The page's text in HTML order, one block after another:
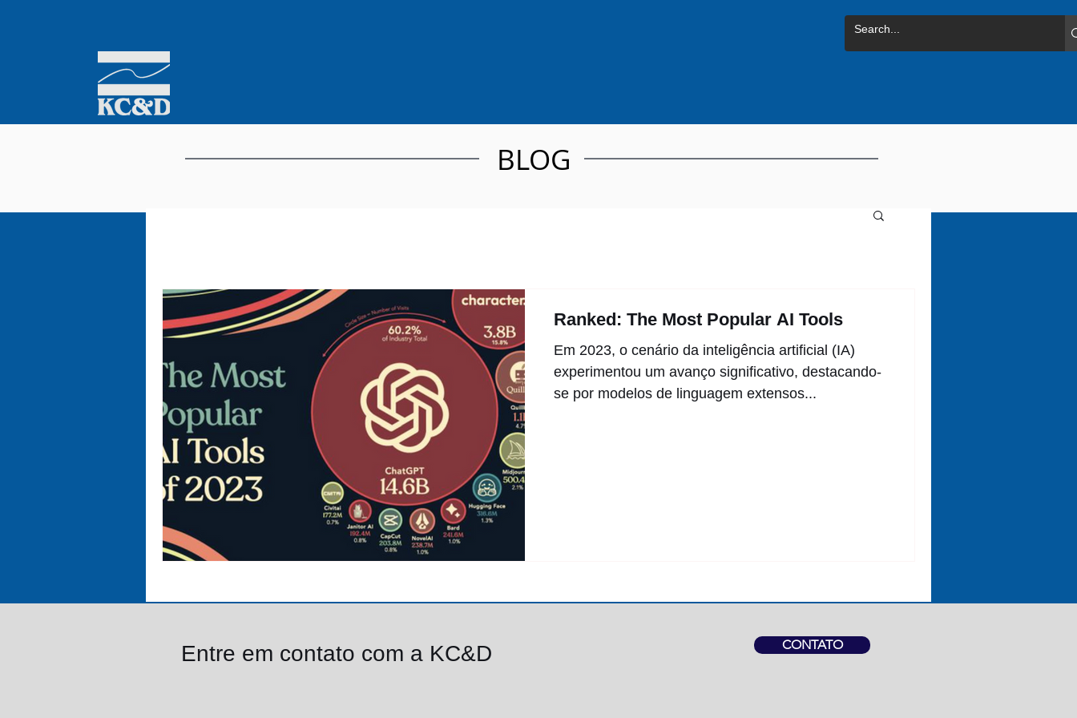
BLOG
Ranked: The Most Popular AI Tools
Em 2023, o cenário da inteligência artificial (IA)
experimentou um avanço significativo, destacando-
se por modelos de linguagem extensos...
Av. Paulista, 1.009, conj. 1.906, Bela Vista
Entre em contato com a KC&D CONTATO